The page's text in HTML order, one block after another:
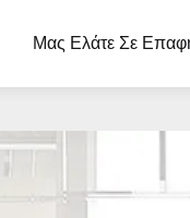
Μας Ελάτε Σε